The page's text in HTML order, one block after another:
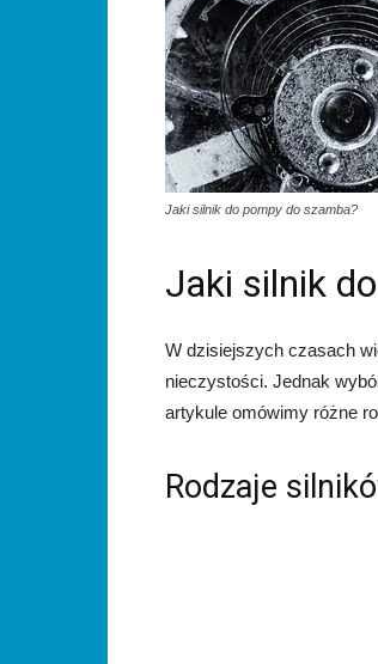
Jaki silnik do pompy do szamba?
Jaki silnik
W dzisiejszych czasach
nieczystości. Jednak
artykule omówimy różne
Rodzaje